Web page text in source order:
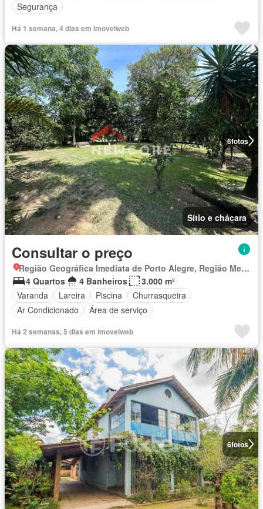
Segurança
Há 1 semana, 4 dias em Imovelweb
6fotos
Sítio e chácara
Consultar o preço
Região Geográfica Imediata de Porto Alegre, Região Metropolitana de Porto Alegre
4 Quartos
4 Banheiros
3.000 m²
Varanda
Lareira Piscina
Churrasqueira
Ar Condicionado
Área de serviço
Há 2 semanas, 5 dias em Imovelweb
6fotos